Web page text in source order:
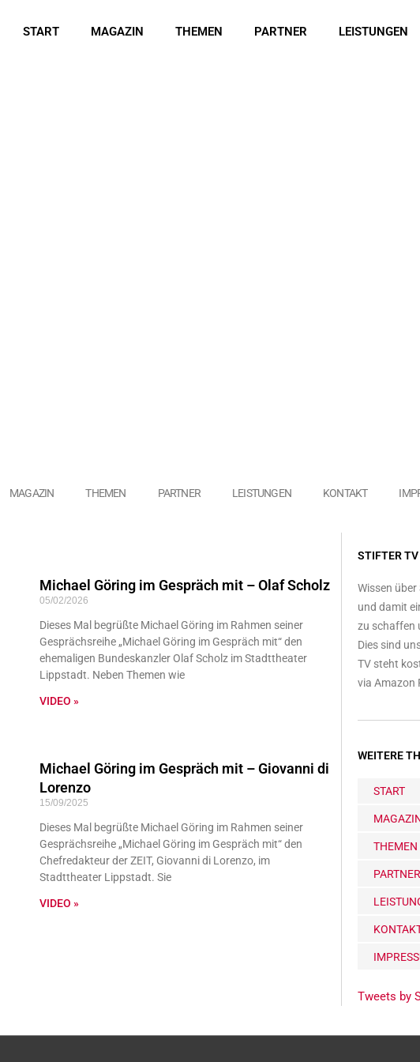
START MAGAZIN THEMEN PARTNER LEISTUNGEN
MAGAZIN THEMEN PARTNER LEISTUNGEN KONTAKT
Michael Göring im Gespräch mit – Olaf Scholz
05/02/2026
Dieses Mal begrüßte Michael Göring im Rahmen seiner
Gesprächsreihe „Michael Göring im Gespräch mit“ den
ehemaligen Bundeskanzler Olaf Scholz im Stadttheater
Lippstadt. Neben Themen wie
VIDEO »
Michael Göring im Gespräch mit – Giovanni di
Lorenzo
15/09/2025
Dieses Mal begrüßte Michael Göring im Rahmen seiner
Gesprächsreihe „Michael Göring im Gespräch mit“ den
Chefredakteur der ZEIT, Giovanni di Lorenzo, im
Stadttheater Lippstadt. Sie
VIDEO »
STIFTER TV
Wissen
und damit
zu schaffen
Dies sind
TV steht
via Amazon
WEITERE
START
THEMEN
PARTNER
Tweets by